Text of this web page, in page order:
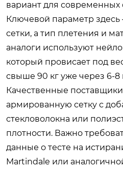
вариант для
Ключевой параметр
сетки, а тип плетения и
аналоги используют
который провисает под
свыше 90 кг уже через 6-8
Качественные
армированную сетку с
стекловолокна или
плотности. Важно
данные о тесте на
Martindale или